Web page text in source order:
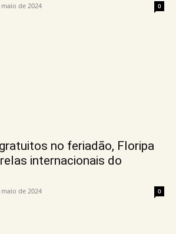
maio de 2024 0
no feriadão, Floripa
internacionais do
maio de 2024 0